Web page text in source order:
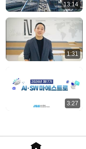
13:14
1:31
3:27